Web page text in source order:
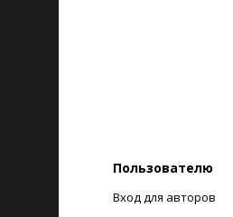
Пользователю
Вход для авторов